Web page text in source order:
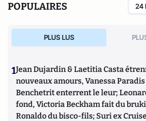
POPULAIRES 24
PLUS LUS
1Jean Dujardin & Laetitia Casta
nouveaux amours, Vanessa
Benchetrit enterrent le leur;
fond, Victoria Beckham fait du
Ronaldo du bisco-fils; Suri ex